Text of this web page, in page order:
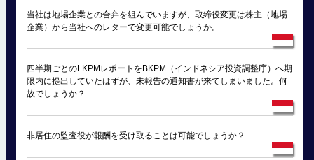
当社は地場企業との合弁を組んでいますが、取締役変更は株主（地場
企業）から当社へのレターで変更可能でしょうか。
四半期ごとのLKPMレポートをBKPM（インドネシア投資調整庁）へ期
限内に提出していたはずが、未報告の通知書が来てしまいました。何
故でしょうか？
非居住の監査役が報酬を受け取ることは可能でしょうか？